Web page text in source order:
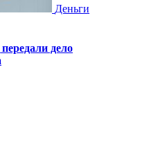
Деньги
дело